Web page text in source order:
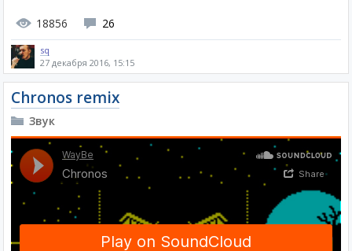
18856 26
sq
27 декабря 2016, 15:15
Chronos remix
Звук